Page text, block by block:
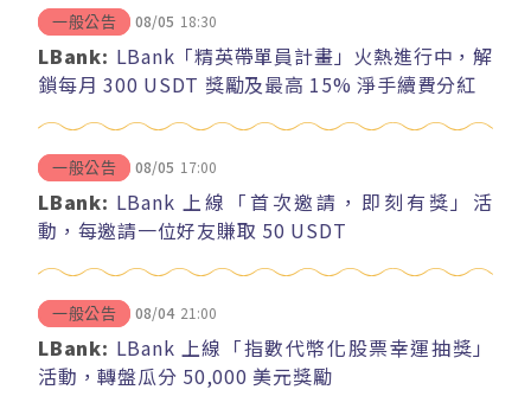
一般公告 08/05 18:30
LBank: LBank「精英帶單員計畫」火熱進行中，解
鎖每月 300 USDT 獎勵及最高 15% 淨手續費分紅
一般公告 08/05 17:00
LBank: LBank 上線「首次邀請，即刻有獎」活
動，每邀請一位好友賺取 50 USDT
一般公告 08/04 21:00
LBank: LBank 上線「指數代幣化股票幸運抽獎」
活動，轉盤瓜分 50,000 美元獎勵